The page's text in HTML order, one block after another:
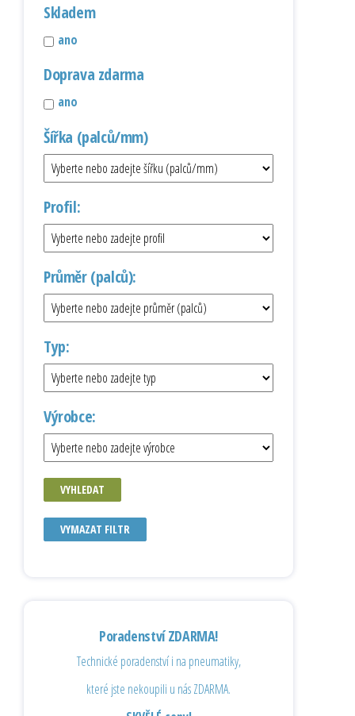
Skladem
ano
Doprava zdarma
ano
Šířka (palců/mm)
Profil:
Průměr (palců):
Typ:
Výrobce:
VYHLEDAT
VYMAZAT FILTR
Poradenství ZDARMA!
Technické poradenství i na pneumatiky,
které jste nekoupili u nás ZDARMA.